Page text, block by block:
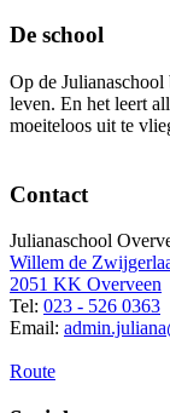
De school
Op de
leven. En het leert
moeiteloos uit te
Contact
Julianaschool
Willem de
2051 KK Overveen
Tel: 023 - 526 0363
Email:
Route